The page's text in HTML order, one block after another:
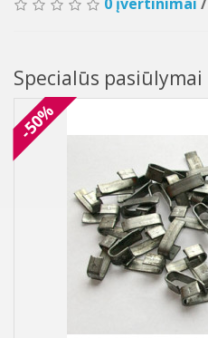
Specialūs pasiūlymai
-50%